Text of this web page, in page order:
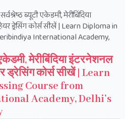
ब्यूटी एकेडमी, मेरीबिंदिया
ड्रेसिंग कोर्स सीखें | Learn Diploma in
International Academy,
मेरीबिंदिया इंटरनेशनल
ड्रेसिंग कोर्स सीखें | Learn
Course from
Academy, Delhi’s